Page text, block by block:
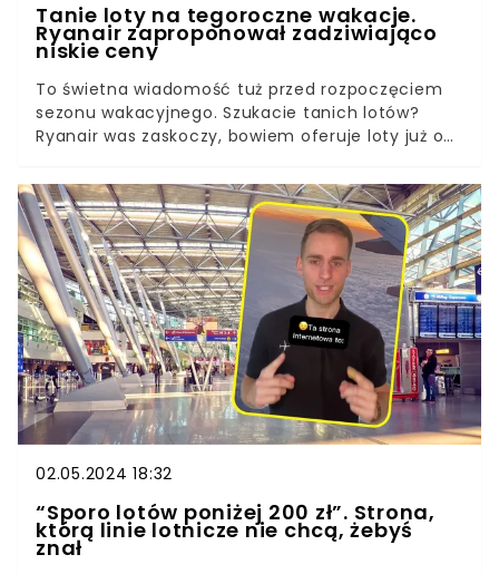
Tanie loty na tegoroczne wakacje.
Ryanair zaproponował zadziwiająco
niskie ceny
To świetna wiadomość tuż przed rozpoczęciem
sezonu wakacyjnego. Szukacie tanich lotów?
Ryanair was zaskoczy, bowiem oferuje loty już od
przewoźnik wychodzi naprzeciw oczekiwaniom
turystów. Na liście wiele popularnych
europejskich kierunków.Jak skorzystać z promocji
oraz do kiedy trwa? Podpowiadamy. Turyści
muszą spełnić pewne warunki podczas
planowania zagranicznego urlopu.
02.05.2024 18:32
“Sporo lotów poniżej 200 zł”. Strona,
którą linie lotnicze nie chcą, żebyś
znał